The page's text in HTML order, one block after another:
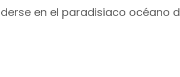
en el paradisiaco océano